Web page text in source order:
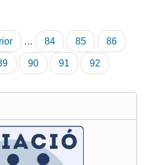
… Pàgina
84 Pàgina
85 Pàgina
86
Pàgina
90 Pàgina
91
Pàgina
92